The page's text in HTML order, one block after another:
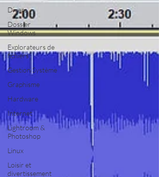
Divers
Dossier
Windows
Explorateurs de
fichiers
Gestion Système
Graphisme
Hardware
Internet
Lightroom &
Photoshop
Linux
Loisir et
divertissement